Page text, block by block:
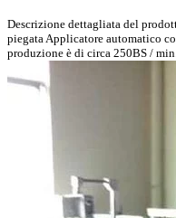
Descrizione dettagliata del
piegata Applicatore automatico
produzione è di circa 250BS /